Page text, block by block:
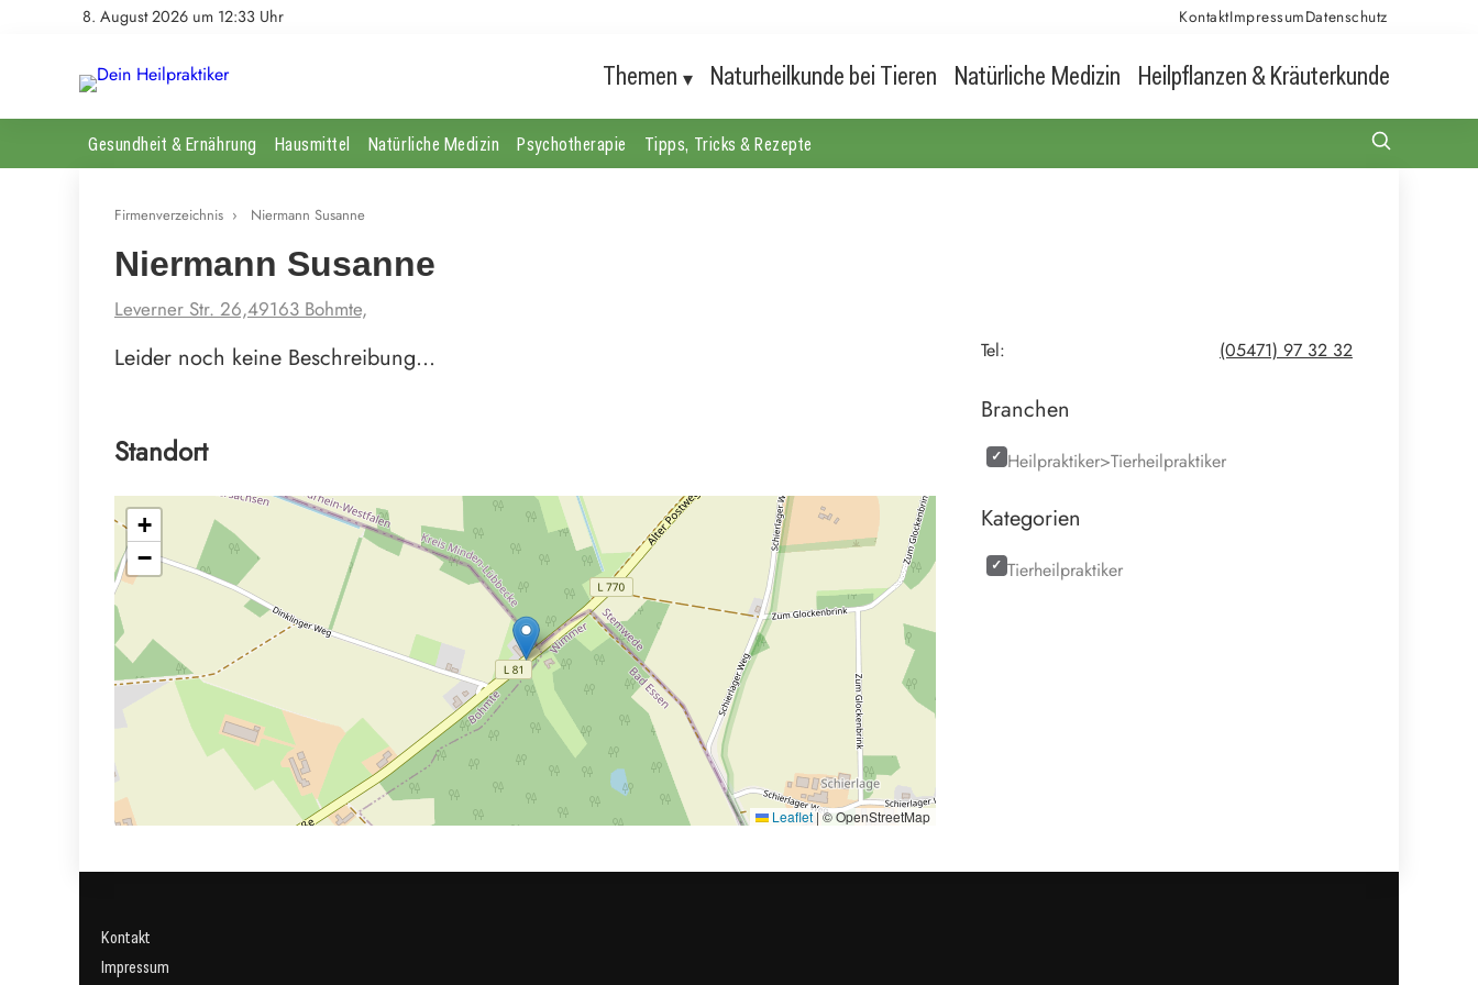
8. August 2026 um 12:33 Uhr KontaktImpressumDatenschutz
Themen Naturheilkunde bei Tieren Natürliche Medizin Heilpflanzen & Kräuterkunde
Gesundheit & Ernährung Hausmittel Natürliche Medizin Psychotherapie Tipps, Tricks & Rezepte
Firmenverzeichnis › Niermann Susanne
Niermann Susanne
Leverner Str. 26,49163 Bohmte,
Leider noch keine Beschreibung…
Standort
+
−
Leaflet|© OpenStreetMap
Tel: (05471) 97 32 32
Branchen
Heilpraktiker>Tierheilpraktiker
Kategorien
Tierheilpraktiker
Kontakt
Impressum